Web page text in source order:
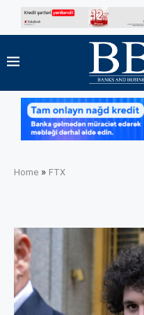
Home » FTX